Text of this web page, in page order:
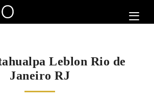
Leblon Rio de
Janeiro RJ